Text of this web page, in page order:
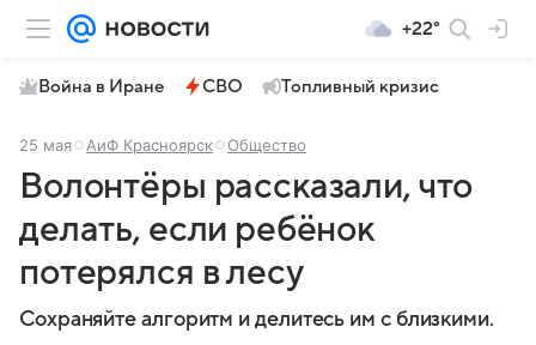
+22°
Война в Иране СВО Топливный кризис
25 мая АиФ Красноярск Общество
Волонтёры рассказали, что
делать, если ребёнок
потерялся в лесу
Сохраняйте алгоритм и делитесь им с близкими.